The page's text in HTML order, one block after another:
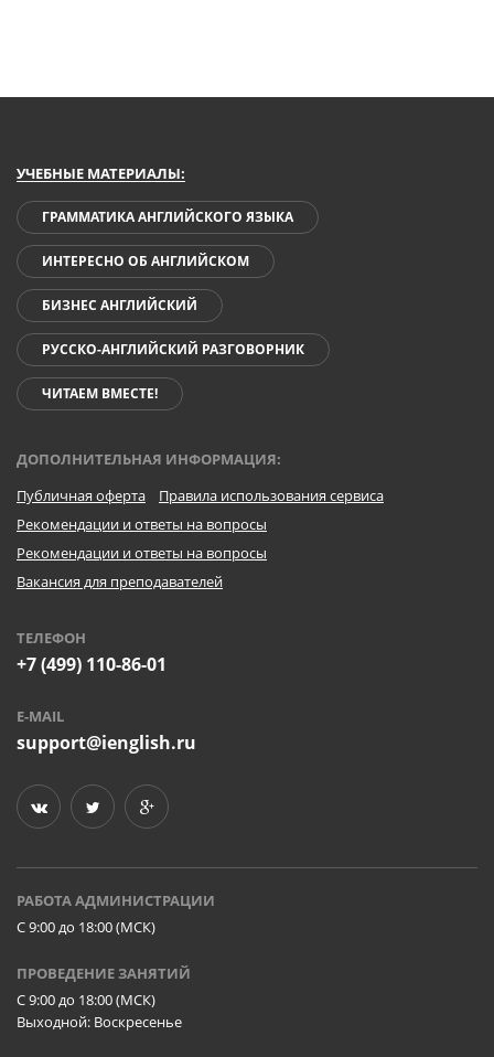
УЧЕБНЫЕ МАТЕРИАЛЫ:
ГРАММАТИКА АНГЛИЙСКОГО ЯЗЫКА
ИНТЕРЕСНО ОБ АНГЛИЙСКОМ
БИЗНЕС АНГЛИЙСКИЙ
РУССКО-АНГЛИЙСКИЙ РАЗГОВОРНИК
ЧИТАЕМ ВМЕСТЕ!
ДОПОЛНИТЕЛЬНАЯ ИНФОРМАЦИЯ:
Публичная оферта
Правила использования сервиса
Рекомендации и ответы на вопросы
Рекомендации и ответы на вопросы
Вакансия для преподавателей
ТЕЛЕФОН
+7 (499) 110-86-01
E-MAIL
support@ienglish.ru
РАБОТА АДМИНИСТРАЦИИ
C 9:00 до 18:00 (МСК)
ПРОВЕДЕНИЕ ЗАНЯТИЙ
C 9:00 до 18:00 (МСК)
Выходной: Воскресенье